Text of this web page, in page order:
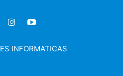
INFORMATICAS